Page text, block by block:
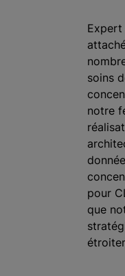
Expert
soins
notre
pour
que